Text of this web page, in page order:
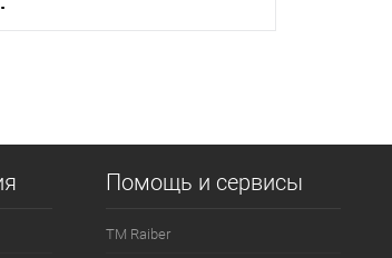
Помощь и сервисы
ТМ Raiber